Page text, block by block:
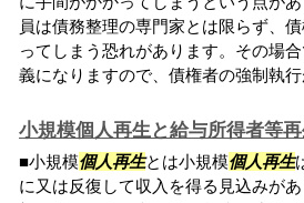
員は債務整理の専門家とは限らず、
ってしまう恐れがあります。その場
義になりますので、債権者の強制執
小規模個人再生と給与所得者等
■小規模個人再生とは小規模個人再生
に又は反復して収入を得る見込みが